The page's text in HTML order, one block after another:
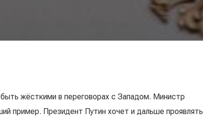
жёсткими в переговорах с Западом. Министр
пример. Президент Путин хочет и дальше проявлять